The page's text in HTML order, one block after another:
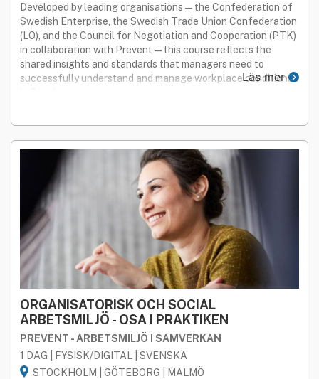
Developed by leading organisations—the Confederation of
Swedish Enterprise, the Swedish Trade Union Confederation
(LO), and the Council for Negotiation and Cooperation (PTK)
in collaboration with Prevent—this course reflects the
shared insights and standards that managers need to
successfully understand and manage workplace conditions
Läs mer
ORGANISATORISK OCH SOCIAL
ARBETSMILJÖ - OSA I PRAKTIKEN
PREVENT - ARBETSMILJÖ I SAMVERKAN
1 DAG | FYSISK/DIGITAL | SVENSKA
STOCKHOLM | GÖTEBORG | MALMÖ